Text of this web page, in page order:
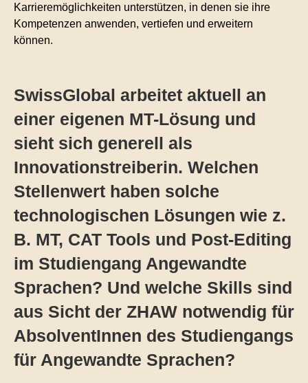
Karrieremöglichkeiten unterstützen, in denen sie ihre
Kompetenzen anwenden, vertiefen und erweitern
können.
SwissGlobal arbeitet aktuell an
einer eigenen MT-Lösung und
sieht sich generell als
Innovationstreiberin. Welchen
Stellenwert haben solche
technologischen Lösungen wie z.
B. MT, CAT Tools und Post-Editing
im Studiengang Angewandte
Sprachen? Und welche Skills sind
aus Sicht der ZHAW notwendig für
AbsolventInnen des Studiengangs
für Angewandte Sprachen?